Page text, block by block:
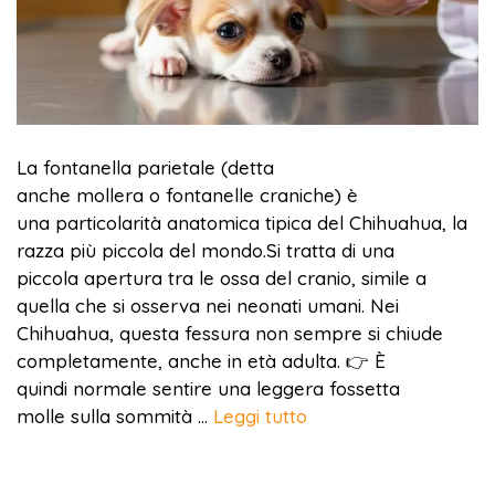
La fontanella parietale (detta
anche mollera o fontanelle craniche) è
una particolarità anatomica tipica del Chihuahua, la
razza più piccola del mondo.Si tratta di una
piccola apertura tra le ossa del cranio, simile a
quella che si osserva nei neonati umani. Nei
Chihuahua, questa fessura non sempre si chiude
completamente, anche in età adulta. 👉 È
quindi normale sentire una leggera fossetta
molle sulla sommità … Leggi tutto